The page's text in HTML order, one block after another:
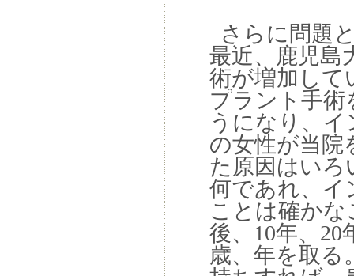
さらに問題
最近、鹿児島
術が増加して
プラント手術
うになり、
の女性が当院
た原因はいろ
何であれ、イ
ことは確か
後、10年、20
歳、年を取る